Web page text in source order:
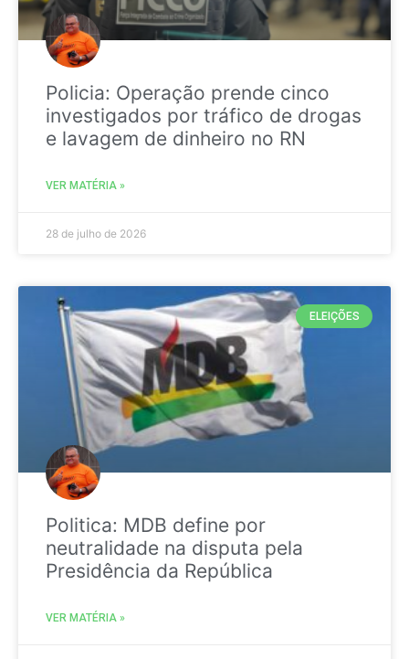
Policia: Operação prende cinco
investigados por tráfico de drogas
e lavagem de dinheiro no RN
VER MATÉRIA »
28 de julho de 2026
ELEIÇÕES
Politica: MDB define por
neutralidade na disputa pela
Presidência da República
VER MATÉRIA »